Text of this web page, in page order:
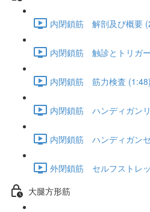
内閉鎖筋 解剖及び概要
内閉鎖筋 触診とトリガ
内閉鎖筋 筋力検査 (1:48)
内閉鎖筋 ハンディガン
内閉鎖筋 ハンディガン
外閉鎖筋 セルフストレ
大腿方形筋